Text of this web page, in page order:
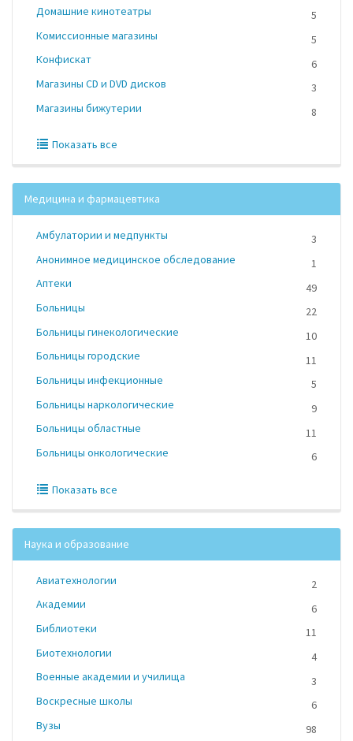
Домашние кинотеатры
5
Комиссионные магазины
5
Конфискат
6
Магазины CD и DVD дисков
3
Магазины бижутерии
8
Показать все
Медицина и фармацевтика
Амбулатории и медпункты
3
Анонимное медицинское обследование
1
Аптеки
49
Больницы
22
Больницы гинекологические
10
Больницы городские
11
Больницы инфекционные
5
Больницы наркологические
9
Больницы областные
11
Больницы онкологические
6
Показать все
Наука и образование
Авиатехнологии
2
Академии
6
Библиотеки
11
Биотехнологии
4
Военные академии и училища
3
Воскресные школы
6
Вузы
98